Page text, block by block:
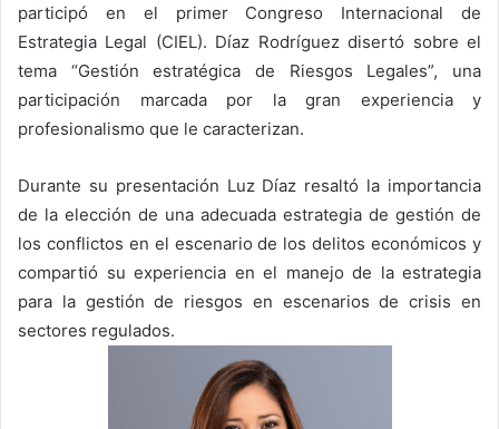
participó en el primer Congreso Internacional de
Estrategia Legal (CIEL). Díaz Rodríguez disertó sobre el
tema “Gestión estratégica de Riesgos Legales”, una
participación marcada por la gran experiencia y
profesionalismo que le caracterizan.
Durante su presentación Luz Díaz resaltó la importancia
de la elección de una adecuada estrategia de gestión de
los conflictos en el escenario de los delitos económicos y
compartió su experiencia en el manejo de la estrategia
para la gestión de riesgos en escenarios de crisis en
sectores regulados.